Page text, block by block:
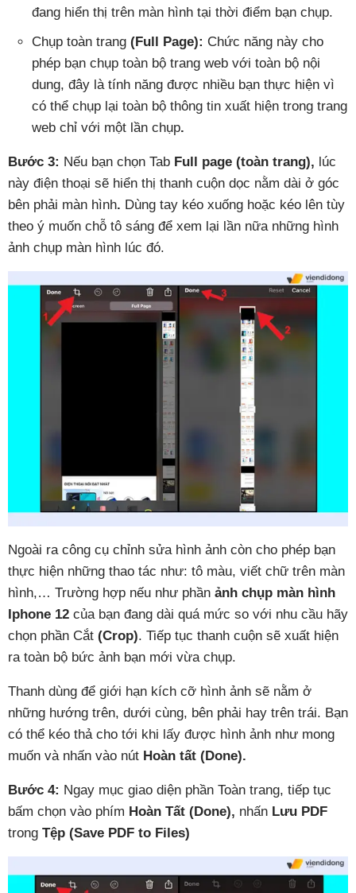
đang hiển thị trên màn hình tại thời điểm bạn chụp.
Chụp toàn trang (Full Page): Chức năng này cho
phép bạn chụp toàn bộ trang web với toàn bộ nội
dung, đây là tính năng được nhiều bạn thực hiện vì
có thể chụp lại toàn bộ thông tin xuất hiện trong trang
web chỉ với một lần chụp.
Bước 3: Nếu bạn chọn Tab Full page (toàn trang), lúc
này điện thoại sẽ hiển thị thanh cuộn dọc nằm dài ở góc
bên phải màn hình. Dùng tay kéo xuống hoặc kéo lên tùy
theo ý muốn chỗ tô sáng để xem lại lần nữa những hình
ảnh chụp màn hình lúc đó.
Ngoài ra công cụ chỉnh sửa hình ảnh còn cho phép bạn
thực hiện những thao tác như: tô màu, viết chữ trên màn
hình,… Trường hợp nếu như phần ảnh chụp màn hình
Iphone 12 của bạn đang dài quá mức so với nhu cầu hãy
chọn phần Cắt (Crop). Tiếp tục thanh cuộn sẽ xuất hiện
ra toàn bộ bức ảnh bạn mới vừa chụp.
Thanh dùng để giới hạn kích cỡ hình ảnh sẽ nằm ở
những hướng trên, dưới cùng, bên phải hay trên trái. Bạn
có thể kéo thả cho tới khi lấy được hình ảnh như mong
muốn và nhấn vào nút Hoàn tất (Done).
Bước 4: Ngay mục giao diện phần Toàn trang, tiếp tục
bấm chọn vào phím Hoàn Tất (Done), nhấn Lưu PDF
trong Tệp (Save PDF to Files)